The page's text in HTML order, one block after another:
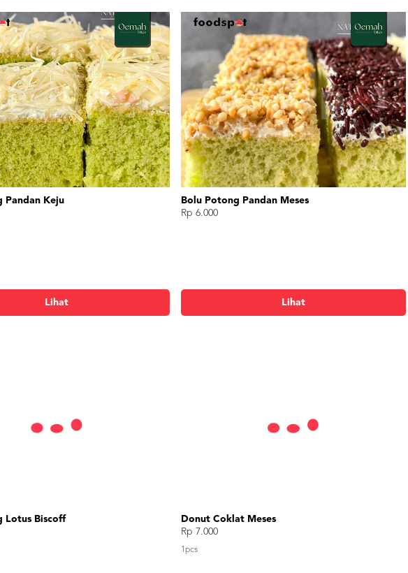
Coklat Keju
Bolu Potong Lotus Biscoff
Rp 6.000
Roti Coklat Meses
Rp 8.000